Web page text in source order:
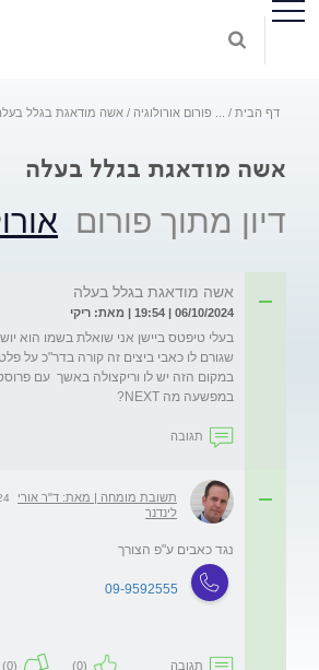
דף הבית פורום אורולוגיה אשה מודאגת בגלל
אשה מודאגת בגלל בעלה
דיון מתוך פורום
אשה מודאגת בגלל בעלה
06/10/2024 | 19:54 | מאת: ריקי
בעלי טיפטס ביישן אני שואלת בשמו הוא
שגורם לו כאבי ביצים זה קורה בדר"כ על
במקום הזה יש לו וריקצולה באשך  עם
במפשעה מה NEXT?
תגובה
תשובת מומחה | מאת: ד"ר אורי
לינדנר
נגד כאבים ע"פ הצורך
09-9592555
תגובה (0)
(0)